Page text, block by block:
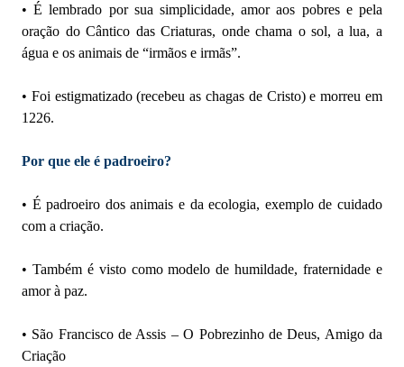
• É lembrado por sua simplicidade, amor aos pobres e pela
oração do Cântico das Criaturas, onde chama o sol, a lua, a
água e os animais de “irmãos e irmãs”.
• Foi estigmatizado (recebeu as chagas de Cristo) e morreu em
1226.
Por que ele é padroeiro?
• É padroeiro dos animais e da ecologia, exemplo de cuidado
com a criação.
• Também é visto como modelo de humildade, fraternidade e
amor à paz.
• São Francisco de Assis – O Pobrezinho de Deus, Amigo da
Criação